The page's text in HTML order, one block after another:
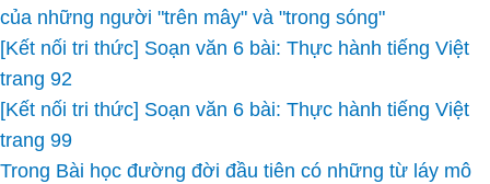
của những người "trên mây" và "trong sóng"
[Kết nối tri thức] Soạn văn 6 bài: Thực hành tiếng Việt
trang 92
[Kết nối tri thức] Soạn văn 6 bài: Thực hành tiếng Việt
trang 99
Trong Bài học đường đời đầu tiên có những từ láy mô